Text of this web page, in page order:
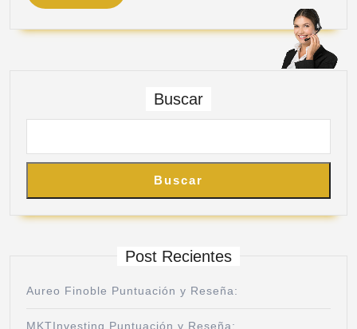
Buscar
Buscar
Post Recientes
Aureo Finoble Puntuación y Reseña:
MKTInvesting Puntuación y Reseña: